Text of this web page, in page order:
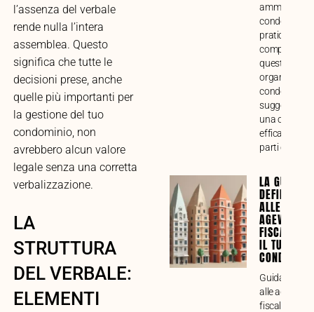
l’assenza del verbale
rende nulla l’intera
assemblea. Questo
significa che tutte le
decisioni prese, anche
quelle più importanti per
la gestione del tuo
condominio, non
avrebbero alcun valore
legale senza una corretta
verbalizzazione.
LA
STRUTTURA
DEL VERBALE:
ELEMENTI
condòmini.
pratica alla
questo
organo di
suggerimenti
una
efficace tra
parti
LA GUIDA
DEFINITIVA
ALLE
FISCALI
IL TUO
Guida
alle
fiscali per